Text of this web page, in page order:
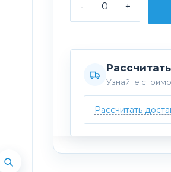
- +
Узнайте
Рассчитать